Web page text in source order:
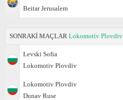
Beitar Jerusalem
SONRAKİ MAÇLAR Lokomotiv Plovdiv
Levski Sofia
Lokomotiv Plovdiv
Lokomotiv Plovdiv
Dunav Ruse